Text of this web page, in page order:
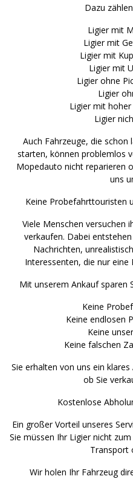
Dazu
Ligier mit
Ligier mit
Ligier mit
Ligier mit
Ligier ohne
Ligier
Ligier mit
Ligier
Auch Fahrzeuge, die
starten, können problemlos
Mopedauto nicht reparieren
uns
Keine Probefahrttouristen
Viele Menschen versuchen
verkaufen. Dabei
Nachrichten,
Interessenten, die nur
Mit unserem Ankauf sparen
Keine
Keine endlosen
Keine
Keine falschen
Sie erhalten von uns ein
ob Sie
Kostenlose
Ein großer Vorteil unseres
Sie müssen Ihr Ligier nicht
Transport
Wir holen Ihr Fahrzeug